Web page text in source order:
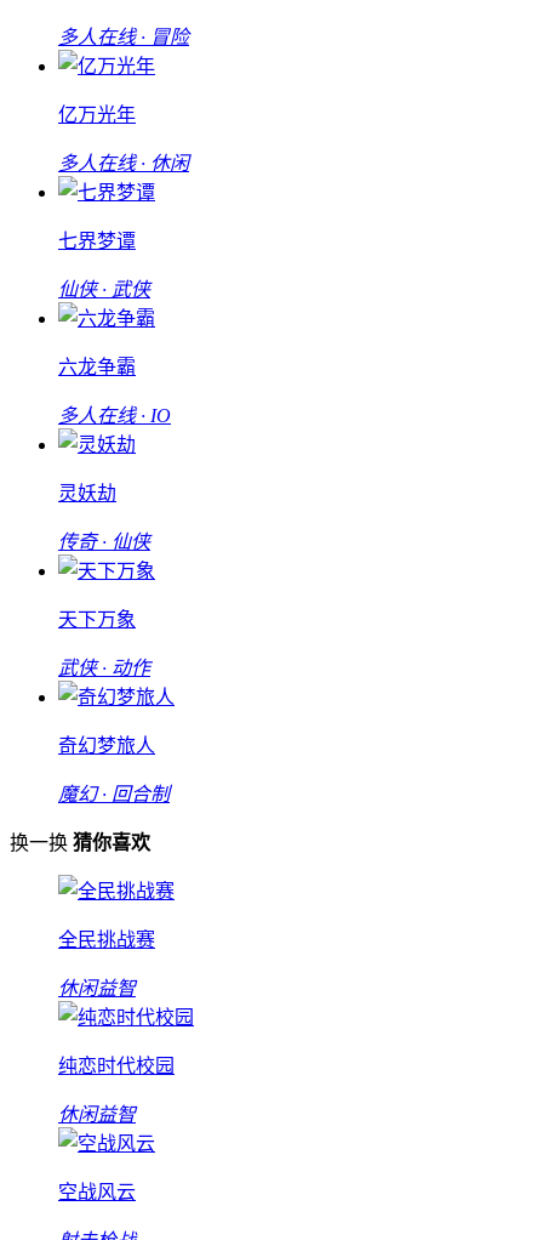
多人在线 · 冒险
亿万光年
多人在线 · 休闲
七界梦谭
仙侠 · 武侠
六龙争霸
多人在线 · IO
灵妖劫
传奇 · 仙侠
天下万象
武侠 · 动作
奇幻梦旅人
魔幻 · 回合制
换一换 猜你喜欢
全民挑战赛
休闲益智
纯恋时代校园
休闲益智
空战风云